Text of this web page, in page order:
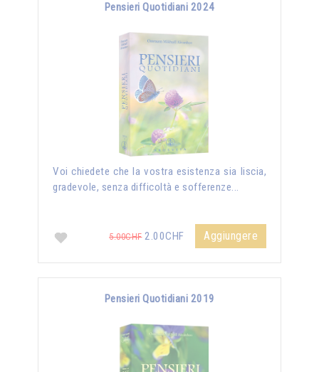
Pensieri Quotidiani 2024
Voi chiedete che la vostra esistenza sia liscia,
gradevole, senza difficoltà e sofferenze...
5.00CHF2.00CHF Aggiungere
Pensieri Quotidiani 2019